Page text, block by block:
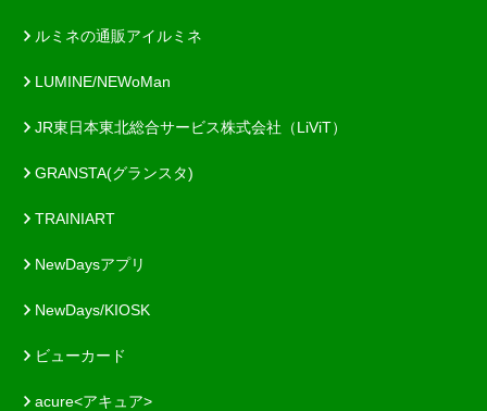
ルミネの通販アイルミネ
LUMINE/NEWoMan
JR東日本東北総合サービス株式会社（LiViT）
GRANSTA(グランスタ)
TRAINIART
NewDaysアプリ
NewDays/KIOSK
ビューカード
acure<アキュア>